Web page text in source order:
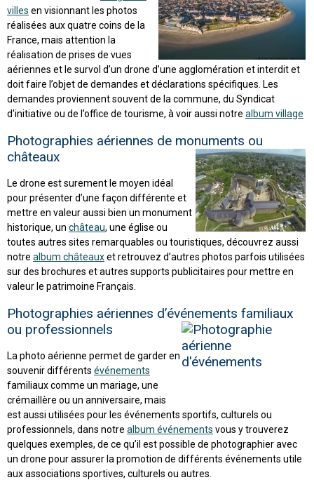
villes en visionnant les photos
réalisées aux quatre coins de la
France, mais attention la
réalisation de prises de vues
aériennes et le survol d’un drone d’une agglomération et interdit et
doit faire l’objet de demandes et déclarations spécifiques. Les
demandes proviennent souvent de la commune, du Syndicat
d'initiative ou de l’office de tourisme, à voir aussi notre album village
Photographies aériennes de monuments ou
châteaux
Le drone est surement le moyen idéal
pour présenter d’une façon différente et
mettre en valeur aussi bien un monument
historique, un château, une église ou
toutes autres sites remarquables ou touristiques, découvrez aussi
notre album châteauxet retrouvez d’autres photos parfois utilisées
sur des brochures et autres supports publicitaires pour mettre en
valeur le patrimoine Français.
Photographies aériennes d’événements familiaux
ou professionnels
La photo aérienne permet de garder en
souvenir différents événements
familiaux comme un mariage, une
crémaillère ou un anniversaire, mais
est aussi utilisées pour les événements sportifs, culturels ou
professionnels, dans notre album événements vous y trouverez
quelques exemples, de ce qu’il est possible de photographier avec
un drone pour assurer la promotion de différents événements utile
aux associations sportives, culturels ou autres.